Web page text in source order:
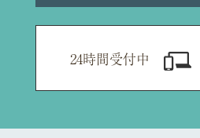
24時間受付中